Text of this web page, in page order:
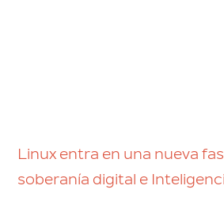
Linux entra en una nueva
soberanía digital e